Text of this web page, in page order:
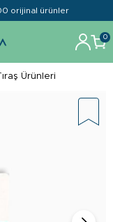
orijinal ürünler
0
Ürünleri